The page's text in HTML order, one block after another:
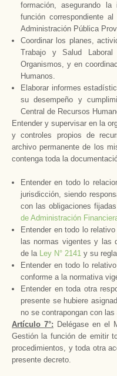
formación, asegurando
función correspondiente
Administración Pública
Coordinar los planes,
Trabajo y Salud
Organismos, y en
Humanos.
Elaborar informes
su desempeño y
Central de Recursos
Entender y supervisar en la
y controles propios de
archivo permanente de los
contenga toda la
Entender en todo lo
jurisdicción, siendo
con las obligaciones
de Administración
Entender en todo lo
las normas vigentes y las
de la Ley N° 2141 y su
Entender en todo lo
conforme a la normativa
Entender en toda otra
presente se hubiere
no se contrapongan con
Artículo 7°: Delégase en el
Gestión la función de emitir
procedimientos, y toda otra
presente decreto.